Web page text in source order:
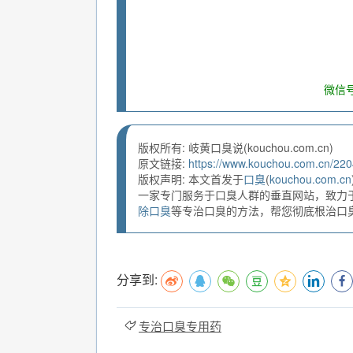
微信
版权所有: 岐黄口臭说(kouchou.com.cn)
原文链接: https://www.kouchou.com.cn/
版权声明: 本文首发于口臭(kouchou.com.cn
一家专门服务于口臭人群的垂直网站，致力
除口臭等专治口臭的方法，帮您彻底根治
分享到:
专治口臭专用药